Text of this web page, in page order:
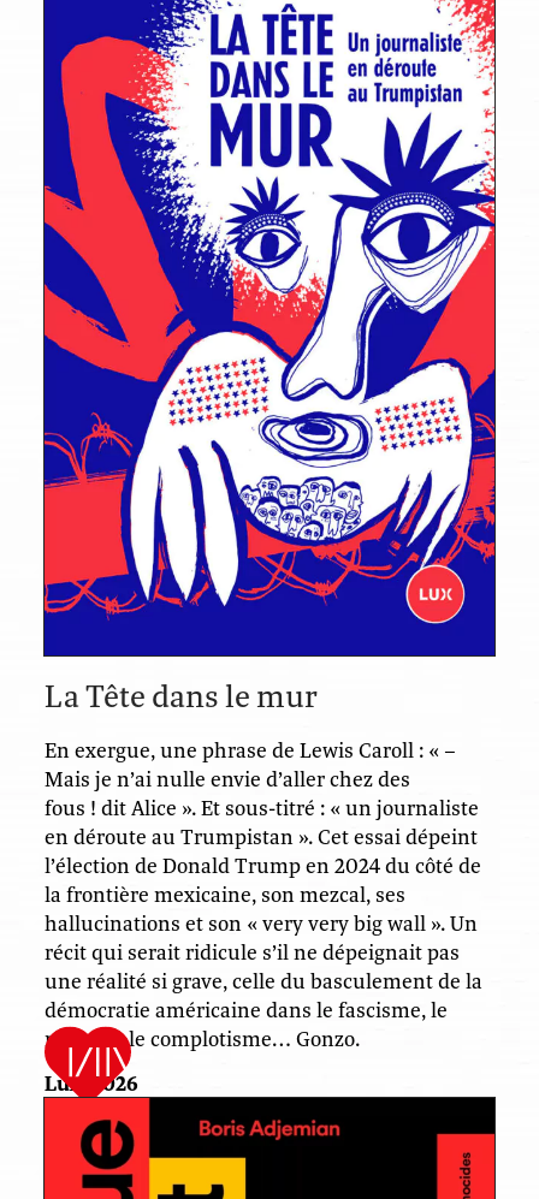
La Tête dans le mur
En exergue, une phrase de Lewis Caroll : « –
Mais je n’ai nulle envie d’aller chez des
fous ! dit Alice ». Et sous-titré : « un journaliste
en déroute au Trumpistan ». Cet essai dépeint
l’élection de Donald Trump en 2024 du côté de
la frontière mexicaine, son mezcal, ses
hallucinations et son « very very big wall ». Un
récit qui serait ridicule s’il ne dépeignait pas
une réalité si grave, celle du basculement de la
démocratie américaine dans le fascisme, le
racisme, le complotisme… Gonzo.
Lux, 2026